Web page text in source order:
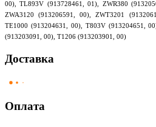
00), TL893V (913728461, 01), ZWR380
ZWA3120 (913206591, 00), ZWT3201
TE1000 (913204631, 00), T803V (913204651,
(913203091, 00), T1206 (913203901, 00)
Доставка
Оплата